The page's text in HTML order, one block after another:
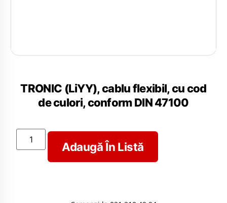
TRONIC (LiYY), cablu flexibil, cu cod
de culori, conform DIN 47100
Adaugă În Listă